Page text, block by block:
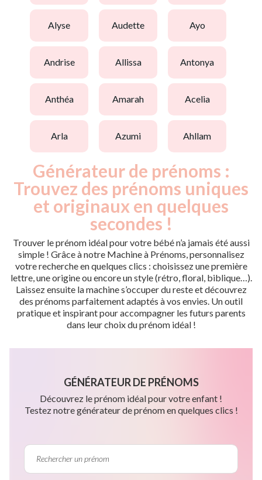
alyse audette ayo
andrise allissa antonya
anthéa amarah acelia
arla azumi ahllam
Générateur de prénoms :
Trouvez des prénoms uniques
et originaux en quelques
secondes !
Trouver le prénom idéal pour votre bébé n’a jamais été aussi
simple ! Grâce à notre Machine à Prénoms, personnalisez
votre recherche en quelques clics : choisissez une première
lettre, une origine ou encore un style (rétro, floral, biblique…).
Laissez ensuite la machine s’occuper du reste et découvrez
des prénoms parfaitement adaptés à vos envies. Un outil
pratique et inspirant pour accompagner les futurs parents
dans leur choix du prénom idéal !
GÉNÉRATEUR DE PRÉNOMS
Découvrez le prénom idéal pour votre enfant !
Testez notre générateur de prénom en quelques clics !